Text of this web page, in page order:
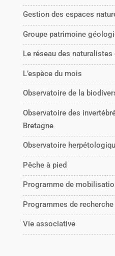
Gestion des espaces
Groupe patrimoine
Le réseau des
L’espèce du mois
Observatoire de la
Observatoire des
Bretagne
Observatoire
Pêche à pied
Programme de
Programmes de recherche
Vie associative